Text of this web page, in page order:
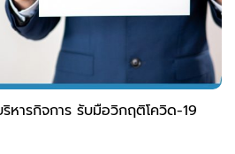
หารกิจการ รับมือวิกฤติโควิด-19